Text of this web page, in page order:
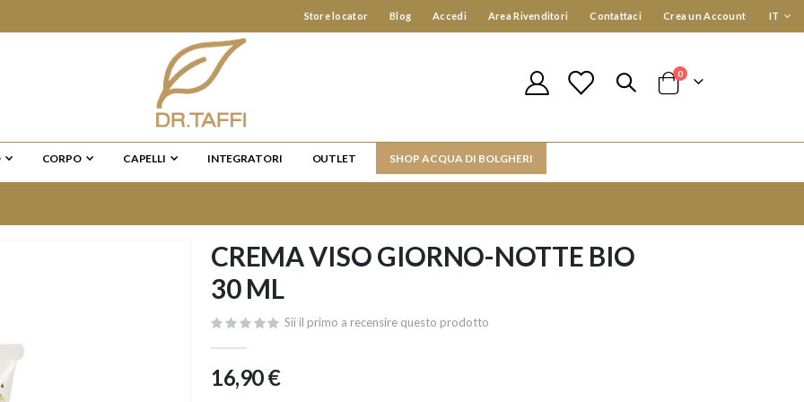
Store locator Blog Accedi Area Rivenditori Contattaci Crea un Account Lingua
IT
Cart
0elementi
CORPO CAPELLI INTEGRATORI OUTLET SHOP ACQUA DI BOLGHERI
CREMA VISO GIORNO-NOTTE BIO
30 ML
Sii il primo a recensire questo prodotto
16,90 €